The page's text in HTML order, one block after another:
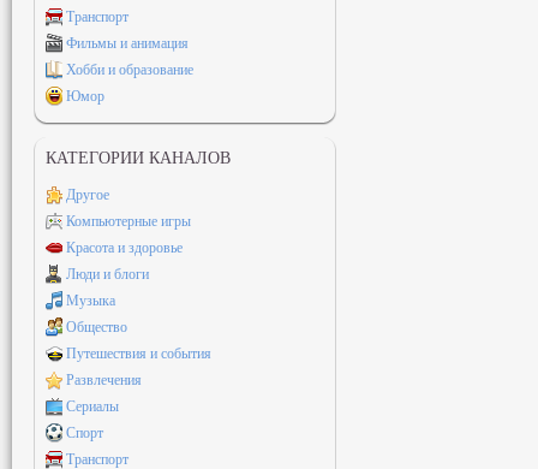
Транспорт
Фильмы и анимация
Хобби и образование
Юмор
КАТЕГОРИИ КАНАЛОВ
Другое
Компьютерные игры
Красота и здоровье
Люди и блоги
Музыка
Общество
Путешествия и события
Развлечения
Сериалы
Спорт
Транспорт